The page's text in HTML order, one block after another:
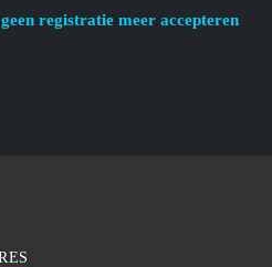
registratie meer accepteren